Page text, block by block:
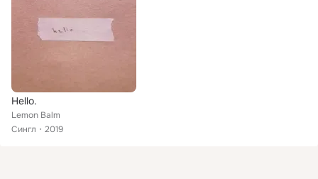
Hello.
Lemon Balm
Сингл
2019